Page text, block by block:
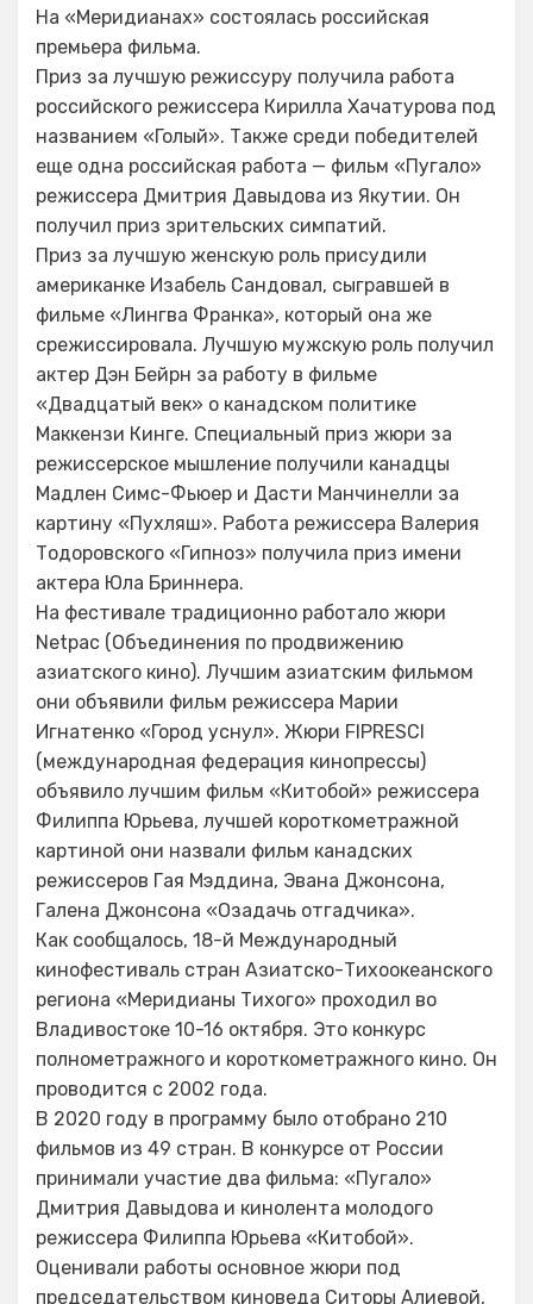
На «Меридианах» состоялась российская
премьера фильма.
Приз за лучшую режиссуру получила работа
российского режиссера Кирилла Хачатурова под
названием «Голый». Также среди победителей
еще одна российская работа — фильм «Пугало»
режиссера Дмитрия Давыдова из Якутии. Он
получил приз зрительских симпатий.
Приз за лучшую женскую роль присудили
американке Изабель Сандовал, сыгравшей в
фильме «Лингва Франка», который она же
срежиссировала. Лучшую мужскую роль получил
актер Дэн Бейрн за работу в фильме
«Двадцатый век» о канадском политике
Маккензи Кинге. Специальный приз жюри за
режиссерское мышление получили канадцы
Мадлен Симс-Фьюер и Дасти Манчинелли за
картину «Пухляш». Работа режиссера Валерия
Тодоровского «Гипноз» получила приз имени
актера Юла Бриннера.
На фестивале традиционно работало жюри
Netpac (Объединения по продвижению
азиатского кино). Лучшим азиатским фильмом
они объявили фильм режиссера Марии
Игнатенко «Город уснул». Жюри FIPRESCI
(международная федерация кинопрессы)
объявило лучшим фильм «Китобой» режиссера
Филиппа Юрьева, лучшей короткометражной
картиной они назвали фильм канадских
режиссеров Гая Мэддина, Эвана Джонсона,
Галена Джонсона «Озадачь отгадчика».
Как сообщалось, 18-й Международный
кинофестиваль стран Азиатско-Тихоокеанского
региона «Меридианы Тихого» проходил во
Владивостоке 10-16 октября. Это конкурс
полнометражного и короткометражного кино. Он
проводится с 2002 года.
В 2020 году в программу было отобрано 210
фильмов из 49 стран. В конкурсе от России
принимали участие два фильма: «Пугало»
Дмитрия Давыдова и кинолента молодого
режиссера Филиппа Юрьева «Китобой».
Оценивали работы основное жюри под
председательством киноведа Ситоры Алиевой,